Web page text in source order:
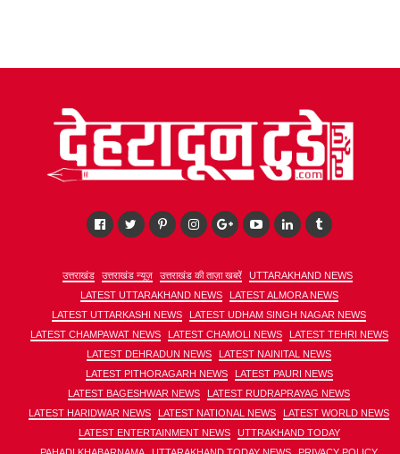
उत्तराखंड उत्तराखंड न्यूज़ उत्तराखंड की ताज़ा खबरें
UTTARAKHAND NEWS
LATEST UTTARAKHAND NEWS
LATEST ALMORA NEWS
LATEST UTTARKASHI NEWS
LATEST UDHAM SINGH NAGAR NEWS
LATEST CHAMPAWAT NEWS
LATEST CHAMOLI NEWS
LATEST TEHRI NEWS
LATEST DEHRADUN NEWS
LATEST NAINITAL NEWS
LATEST PITHORAGARH NEWS
LATEST PAURI NEWS
LATEST BAGESHWAR NEWS
LATEST RUDRAPRAYAG NEWS
LATEST HARIDWAR NEWS
LATEST NATIONAL NEWS
LATEST WORLD NEWS
LATEST ENTERTAINMENT NEWS
UTTRAKHAND TODAY